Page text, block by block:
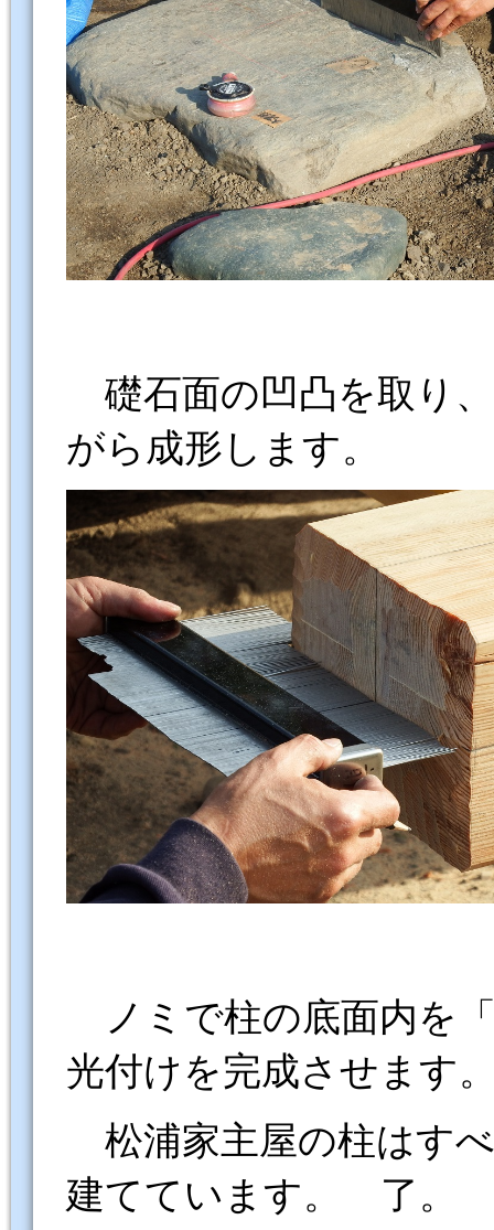
礎石面の凹凸を取り
がら成形します。
ノミで柱の底面内を
光付けを完成させます
松浦家主屋の柱はす
建てています。 了。